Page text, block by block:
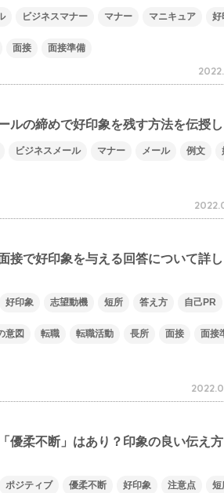
ビジネスマナー マナー マニキュア 好
面接 面接準備
ルの締めで好印象を残す方法を伝授
ビジネスメール マナー メール 例文
接で好印象を与える回答について詳
好印象 志望動機 短所 答え方 自己PR
意図 転職 転職活動 長所 面接 面接
優柔不断」はあり？印象の良い伝え
ポジティブ 優柔不断 好印象 注意点 短